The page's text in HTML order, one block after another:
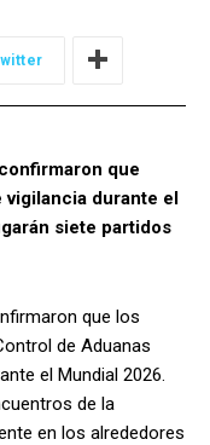
que
vigilancia durante el
siete partidos
que los
de Aduanas
el Mundial 2026.
de la
en los alrededores